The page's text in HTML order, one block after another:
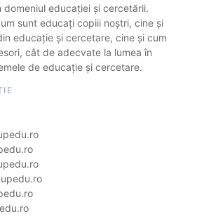
educației și cercetării.
sunt educați copiii noștri, cine și
educație și cercetare, cine și cum
cât de adecvate la lumea în
de educație și cercetare.